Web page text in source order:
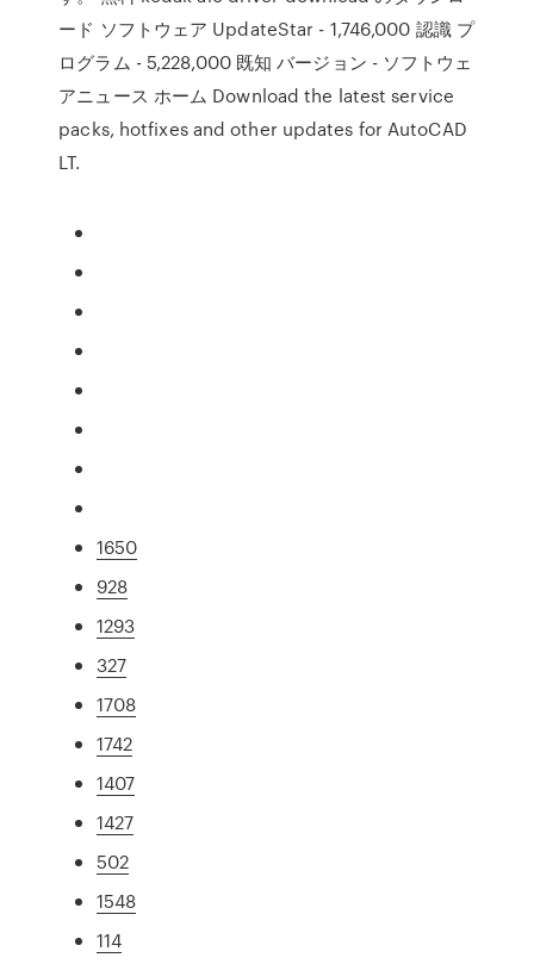
ード ソフトウェア UpdateStar - 1,746,000 認識 プ
ログラム - 5,228,000 既知 バージョン - ソフトウェ
アニュース ホーム Download the latest service
packs, hotfixes and other updates for AutoCAD
LT.
1650
928
1293
327
1708
1742
1407
1427
502
1548
114